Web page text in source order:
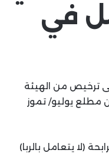
في
ترخيص من الهيئة
مطلع يوليو/ تموز
(لا يتعامل بالربا)